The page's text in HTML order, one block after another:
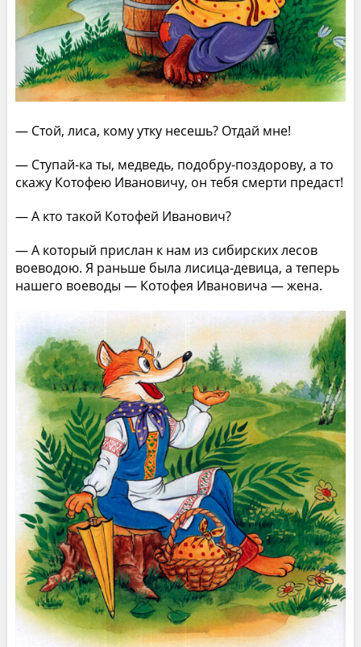
— Стой, лиса, кому утку несешь? Отдай мне!
— Ступай-ка ты, медведь, подобру-поздорову, а то
скажу Котофею Ивановичу, он тебя смерти предаст!
— А кто такой Котофей Иванович?
— А который прислан к нам из сибирских лесов
воеводою. Я раньше была лисица-девица, а теперь
нашего воеводы — Котофея Ивановича — жена.